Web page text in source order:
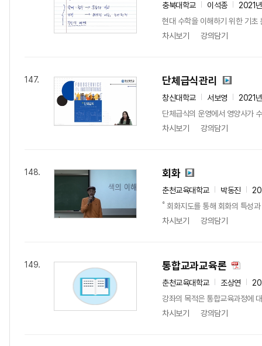
충북대학교 이석종
2021
현대 수학을 이해하기 위한 기초
차시보기
강의담기
147. 단체급식관리
창신대학교 서보영
2021
단체급식의 운영에서 영양사가
차시보기
강의담기
148. 회화
춘천교육대학교 박동진
˚ 회화지도를 통해 회화의 특성
차시보기
강의담기
149. 통합교과교육론
춘천교육대학교 조상연
강좌의 목적은 통합교육과정에
차시보기
강의담기